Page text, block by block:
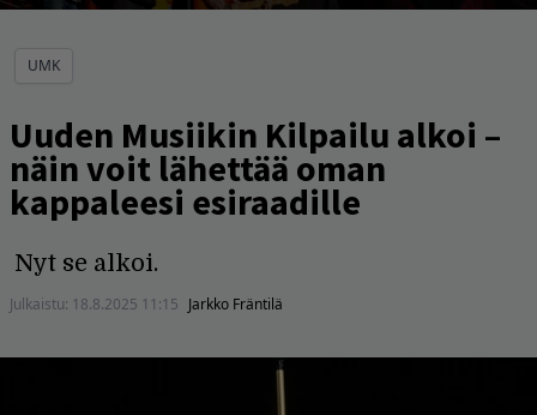
UMK
Uuden Musiikin Kilpailu alkoi –
näin voit lähettää oman
kappaleesi esiraadille
Nyt se alkoi.
Julkaistu: 18.8.2025 11:15 Jarkko Fräntilä